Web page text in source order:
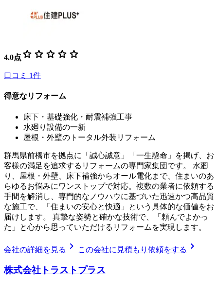
4.0点 star star star star star
口コミ 1件
得意なリフォーム
床下・基礎強化・耐震補強工事
水廻り設備の一新
屋根・外壁のトータル外装リフォーム
群馬県前橋市を拠点に「誠心誠意」「一生懸命」を掲げ、お
客様の満足を追求するリフォームの専門家集団です。 水廻
り、屋根・外壁、床下補強からオール電化まで、住まいのあ
らゆるお悩みにワンストップで対応。複数の業者に依頼する
手間を解消し、専門的なノウハウに基づいた迅速かつ高品質
な施工で、「住まいの安心と快適」という具体的な価値をお
届けします。 真摯な姿勢と確かな技術で、「頼んでよかっ
た」と心から思っていただけるリフォームを実現します。
会社の詳細を見る chevron_right この会社に見積もり依頼をする chevron_right
株式会社トラストプラス